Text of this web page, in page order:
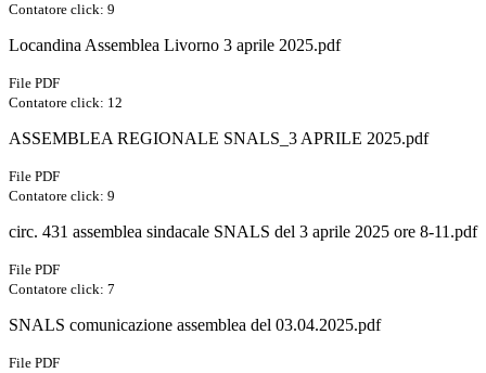
Contatore click: 9
Locandina Assemblea Livorno 3 aprile 2025.pdf
File PDF
Contatore click: 12
ASSEMBLEA REGIONALE SNALS_3 APRILE 2025.pdf
File PDF
Contatore click: 9
circ. 431 assemblea sindacale SNALS del 3 aprile 2025 ore 8-11.pdf
File PDF
Contatore click: 7
SNALS comunicazione assemblea del 03.04.2025.pdf
File PDF